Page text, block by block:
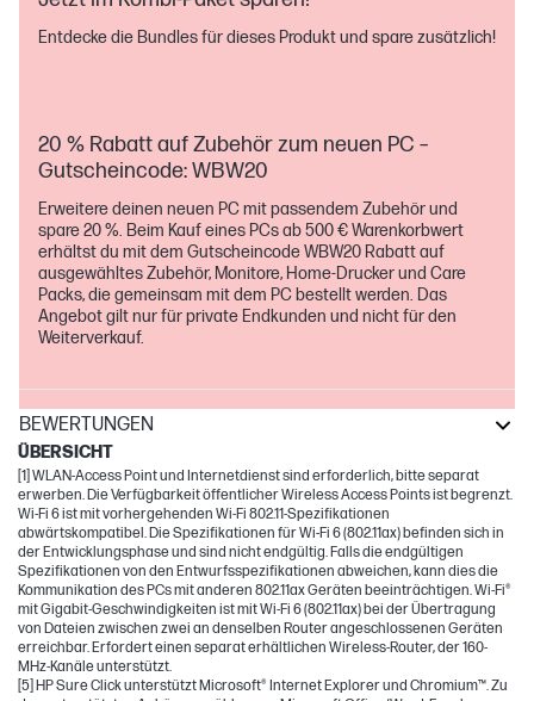
Entdecke die Bundles für dieses Produkt und spare zusätzlich!
20 % Rabatt auf Zubehör zum neuen PC –
Gutscheincode: WBW20
Erweitere deinen neuen PC mit passendem Zubehör und
spare 20 %. Beim Kauf eines PCs ab 500 € Warenkorbwert
erhältst du mit dem Gutscheincode WBW20 Rabatt auf
ausgewähltes Zubehör, Monitore, Home-Drucker und Care
Packs, die gemeinsam mit dem PC bestellt werden. Das
Angebot gilt nur für private Endkunden und nicht für den
Weiterverkauf.
BEWERTUNGEN
ÜBERSICHT
[1] WLAN-Access Point und Internetdienst sind erforderlich, bitte separat
erwerben. Die Verfügbarkeit öffentlicher Wireless Access Points ist begrenzt.
Wi-Fi 6 ist mit vorhergehenden Wi-Fi 802.11-Spezifikationen
abwärtskompatibel. Die Spezifikationen für Wi-Fi 6 (802.11ax) befinden sich in
der Entwicklungsphase und sind nicht endgültig. Falls die endgültigen
Spezifikationen von den Entwurfsspezifikationen abweichen, kann dies die
Kommunikation des PCs mit anderen 802.11ax Geräten beeinträchtigen. Wi-Fi®
mit Gigabit-Geschwindigkeiten ist mit Wi-Fi 6 (802.11ax) bei der Übertragung
von Dateien zwischen zwei an denselben Router angeschlossenen Geräten
erreichbar. Erfordert einen separat erhältlichen Wireless-Router, der 160-
MHz-Kanäle unterstützt.
[5] HP Sure Click unterstützt Microsoft® Internet Explorer und Chromium™. Zu